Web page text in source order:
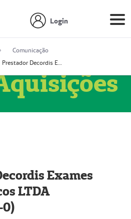
Login
Comunicação
Prestador Decordis Exames Cardiológicos LTDA (51004346-0)
Exames
LTDA